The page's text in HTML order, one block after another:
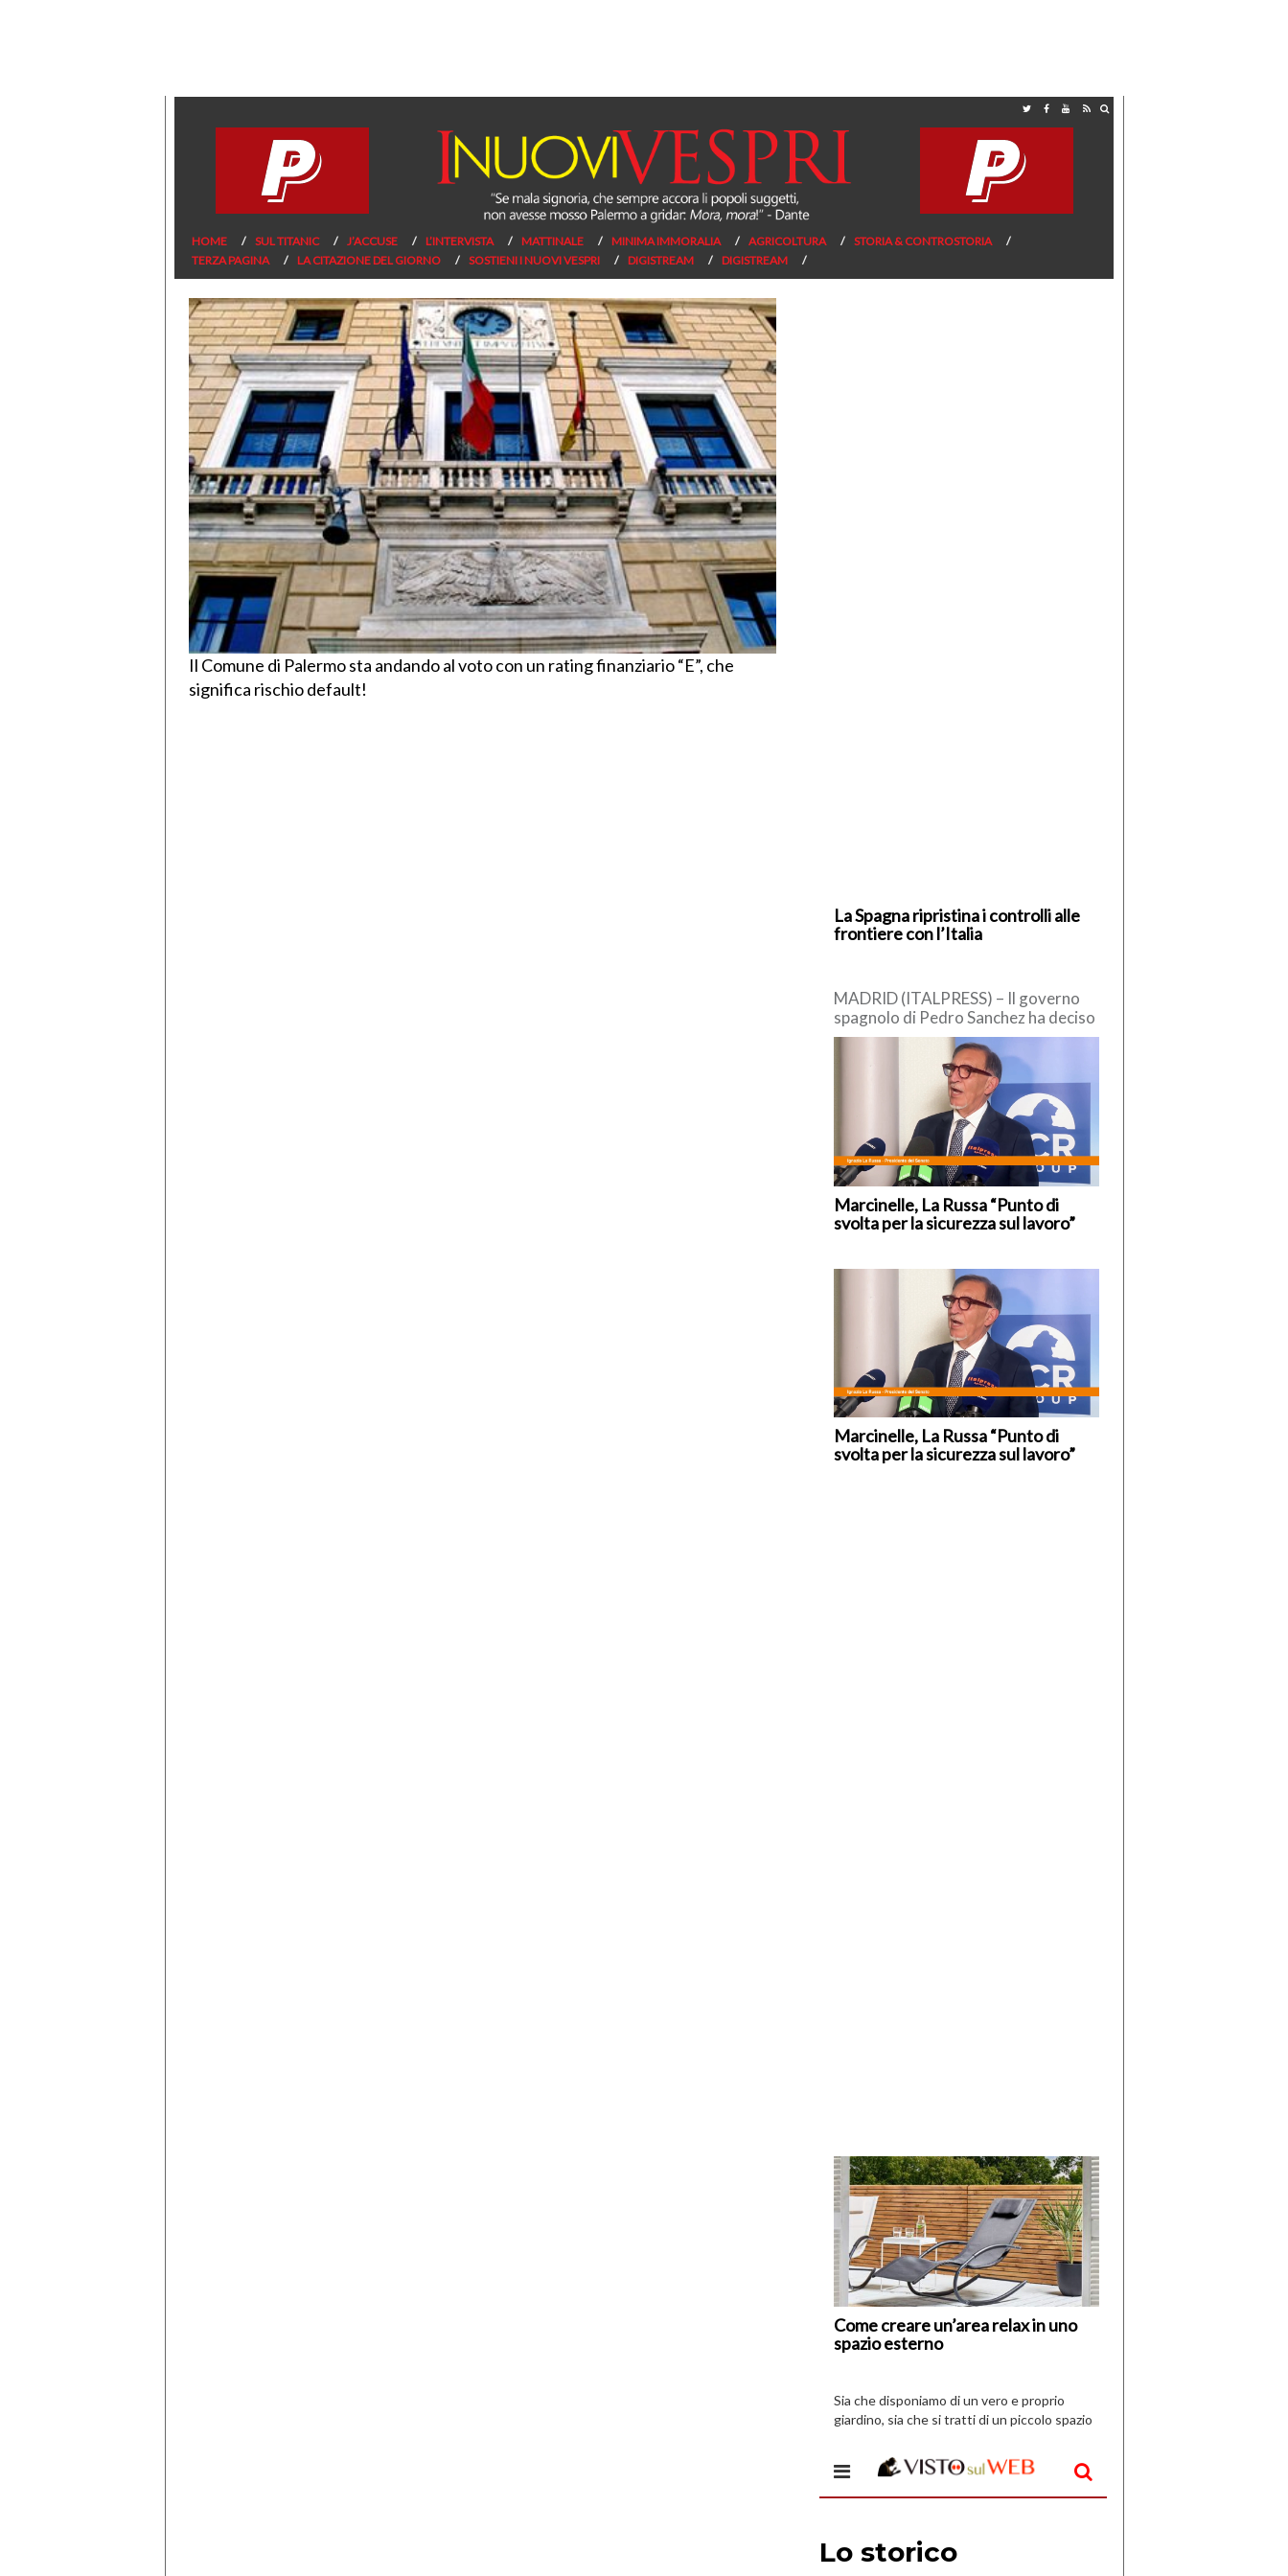
HOME SUL TITANIC J’ACCUSE L’INTERVISTA MATTINALE MINIMA IMMORALIA AGRICOLTURA
STORIA & CONTROSTORIA
TERZA PAGINA
LA CITAZIONE DEL GIORNO SOSTIENI I NUOVI VESPRI DIGISTREAM DIGISTREAM
Il Comune di Palermo sta andando al voto con un rating finanziario “E”, che
significa rischio default!
La Spagna ripristina i controlli alle
frontiere con l’Italia
MADRID (ITALPRESS) – Il governo
spagnolo di Pedro Sanchez ha deciso
di reintrodurre “temporaneamente” i
controlli alle frontiere interne, nei […]
Marcinelle, La Russa “Punto di
svolta per la sicurezza sul lavoro”
Marcinelle, La Russa “Punto di
svolta per la sicurezza sul lavoro”
Come creare un’area relax in uno
spazio esterno
di
I
Vespri
Sia che disponiamo di un vero e proprio
giardino, sia che si tratti di un piccolo spazio